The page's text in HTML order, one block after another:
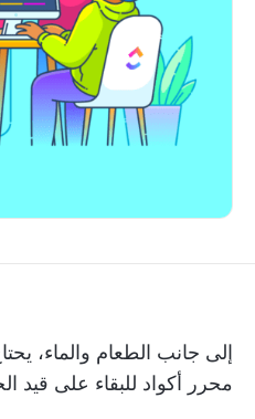
إلى جانب الطعام والماء،
محرر أكواد للبقاء على قيد